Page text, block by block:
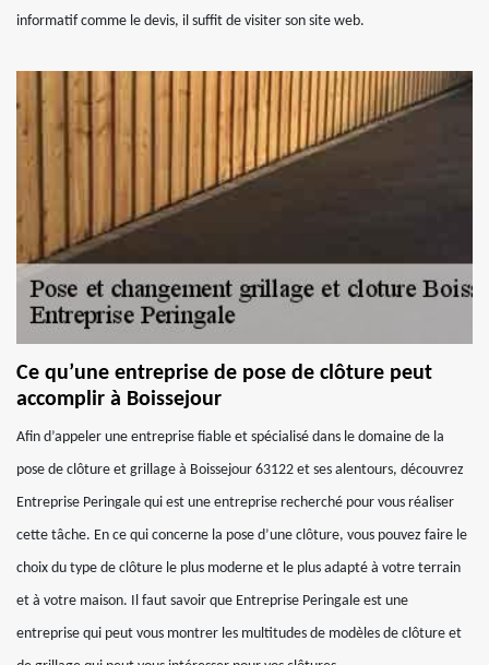
informatif comme le devis, il suffit de visiter son site web.
Ce qu’une entreprise de pose de clôture peut
accomplir à Boissejour
Afin d’appeler une entreprise fiable et spécialisé dans le domaine de la
pose de clôture et grillage à Boissejour 63122 et ses alentours, découvrez
Entreprise Peringale qui est une entreprise recherché pour vous réaliser
cette tâche. En ce qui concerne la pose d’une clôture, vous pouvez faire le
choix du type de clôture le plus moderne et le plus adapté à votre terrain
et à votre maison. Il faut savoir que Entreprise Peringale est une
entreprise qui peut vous montrer les multitudes de modèles de clôture et